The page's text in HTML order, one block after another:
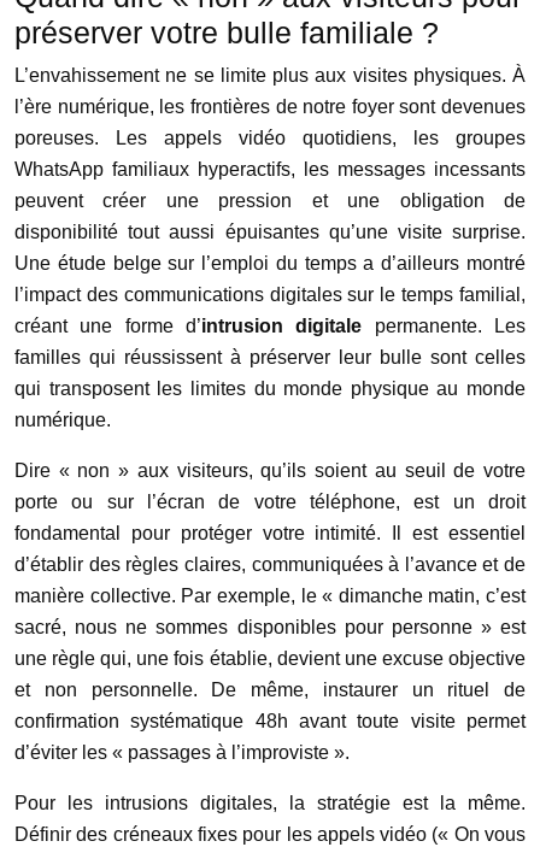
préserver votre bulle familiale ?
L’envahissement ne se limite plus aux visites physiques. À
l’ère numérique, les frontières de notre foyer sont devenues
poreuses. Les appels vidéo quotidiens, les groupes
WhatsApp familiaux hyperactifs, les messages incessants
peuvent créer une pression et une obligation de
disponibilité tout aussi épuisantes qu’une visite surprise.
Une étude belge sur l’emploi du temps a d’ailleurs montré
l’impact des communications digitales sur le temps familial,
créant une forme d’intrusion digitale permanente. Les
familles qui réussissent à préserver leur bulle sont celles
qui transposent les limites du monde physique au monde
numérique.
Dire « non » aux visiteurs, qu’ils soient au seuil de votre
porte ou sur l’écran de votre téléphone, est un droit
fondamental pour protéger votre intimité. Il est essentiel
d’établir des règles claires, communiquées à l’avance et de
manière collective. Par exemple, le « dimanche matin, c’est
sacré, nous ne sommes disponibles pour personne » est
une règle qui, une fois établie, devient une excuse objective
et non personnelle. De même, instaurer un rituel de
confirmation systématique 48h avant toute visite permet
d’éviter les « passages à l’improviste ».
Pour les intrusions digitales, la stratégie est la même.
Définir des créneaux fixes pour les appels vidéo (« On vous